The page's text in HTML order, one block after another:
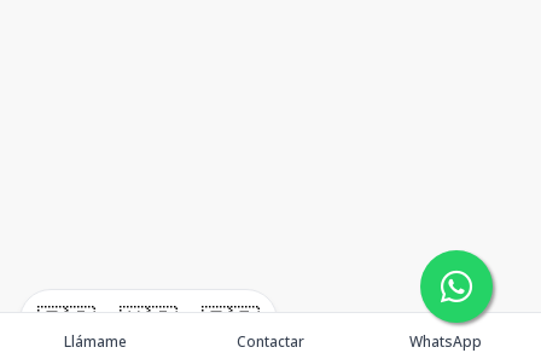
🇪🇸 🇺🇸 🇫🇷
Llámame Contactar WhatsApp